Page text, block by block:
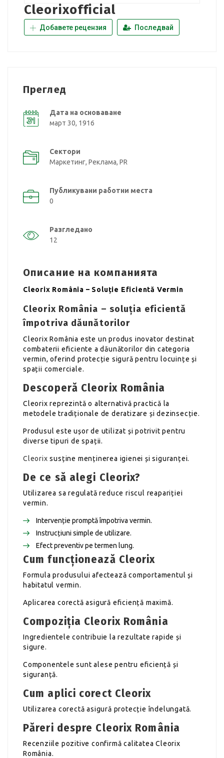
Cleorixofficial
Добавете рецензия Последвай
Преглед
Дата на основаване
март 30, 1916
Сектори
Маркетинг, Реклама, PR
Публикувани работни места
0
Разгледано
12
Описание на компанията
Cleorix România – Soluție Eficientă Vermin
Cleorix România – soluția eficientă
împotriva dăunătorilor
Cleorix România este un produs inovator destinat
combaterii eficiente a dăunătorilor din categoria
vermin, oferind protecție sigură pentru locuințe și
spații comerciale.
Descoperă Cleorix România
Cleorix reprezintă o alternativă practică la
metodele tradiționale de deratizare și dezinsecție.
Produsul este ușor de utilizat și potrivit pentru
diverse tipuri de spații.
Cleorix susține menținerea igienei și siguranței.
De ce să alegi Cleorix?
Utilizarea sa regulată reduce riscul reapariției
vermin.
Intervenție promptă împotriva vermin.
Instrucțiuni simple de utilizare.
Efect preventiv pe termen lung.
Cum funcționează Cleorix
Formula produsului afectează comportamentul și
habitatul vermin.
Aplicarea corectă asigură eficiență maximă.
Compoziția Cleorix România
Ingredientele contribuie la rezultate rapide și
sigure.
Componentele sunt alese pentru eficiență și
siguranță.
Cum aplici corect Cleorix
Utilizarea corectă asigură protecție îndelungată.
Păreri despre Cleorix România
Recenziile pozitive confirmă calitatea Cleorix
România.